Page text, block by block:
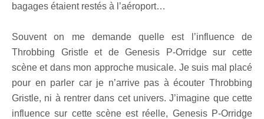
bagages étaient restés à l’aéroport…
Souvent on me demande quelle est l’influence de
Throbbing Gristle et de Genesis P-Orridge sur cette
scène et dans mon approche musicale. Je suis mal placé
pour en parler car je n’arrive pas à écouter Throbbing
Gristle, ni à rentrer dans cet univers. J’imagine que cette
influence sur cette scène est réelle, Genesis P-Orridge